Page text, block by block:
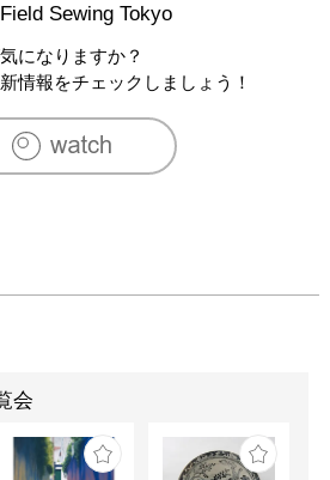
Sewing Tokyo
になりますか？
情報をチェックしましょう！
会